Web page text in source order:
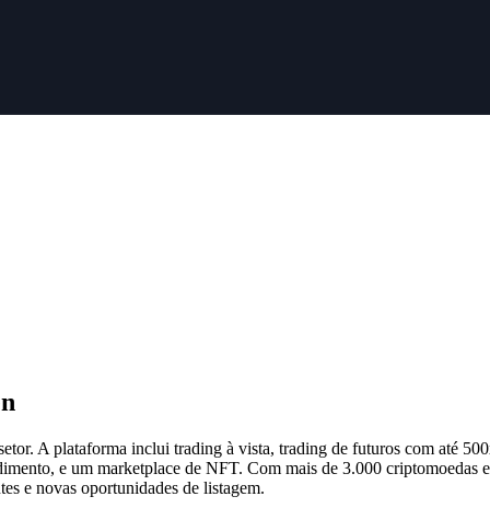
A plataforma inclui trading à vista, trading de futuros com até
e um marketplace de NFT. Com mais de 3.000
e novas oportunidades de listagem.